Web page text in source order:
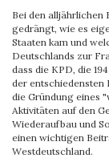
Bei den alljährlichen
gedrängt, wie es
Staaten kam und
Deutschlands zur
dass die KPD, die
der entschiedensten
die Gründung eines
Aktivitäten auf den
Wiederaufbau und
einen wichtigen
Westdeutschland.